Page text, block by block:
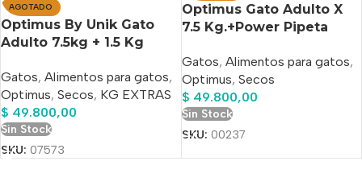
AGOTADO
Optimus By Unik Gato
Adulto 7.5kg + 1.5 Kg
Antipulgas De Regalo!!
Gatos, Alimentos para gatos,
Optimus, Secos, KG EXTRAS
$ 49.800,00
Sin Stock
SKU: 07573
Optimus Gato Adulto X
7.5 Kg.+Power Pipeta
Gatos, Alimentos para gatos,
Optimus, Secos
$ 49.800,00
Sin Stock
SKU: 00237